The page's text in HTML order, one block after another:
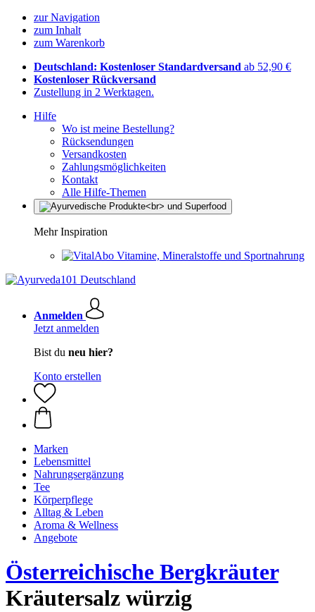
zur Navigation
zum Inhalt
zum Warenkorb
Deutschland: Kostenloser Standardversand ab 52,90 €
Kostenloser Rückversand
Zustellung in 2 Werktagen.
Hilfe
Wo ist meine Bestellung?
Rücksendungen
Versandkosten
Zahlungsmöglichkeiten
Kontakt
Alle Hilfe-Themen
Mehr Inspiration
Vitamine, Mineralstoffe und Sportnahrung
Anmelden
Jetzt anmelden
Bist du neu hier?
Konto erstellen
Marken
Lebensmittel
Nahrungsergänzung
Tee
Körperpflege
Alltag & Leben
Aroma & Wellness
Angebote
Österreichische Bergkräuter
Kräutersalz würzig